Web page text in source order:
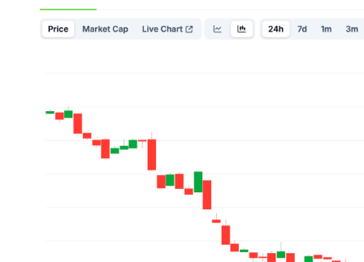
Launchpool
Staking fleksibel untuk mendapatkan token populer